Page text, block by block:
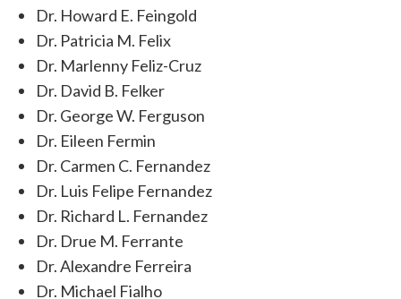
Dr. Howard E. Feingold
Dr. Patricia M. Felix
Dr. Marlenny Feliz-Cruz
Dr. David B. Felker
Dr. George W. Ferguson
Dr. Eileen Fermin
Dr. Carmen C. Fernandez
Dr. Luis Felipe Fernandez
Dr. Richard L. Fernandez
Dr. Drue M. Ferrante
Dr. Alexandre Ferreira
Dr. Michael Fialho